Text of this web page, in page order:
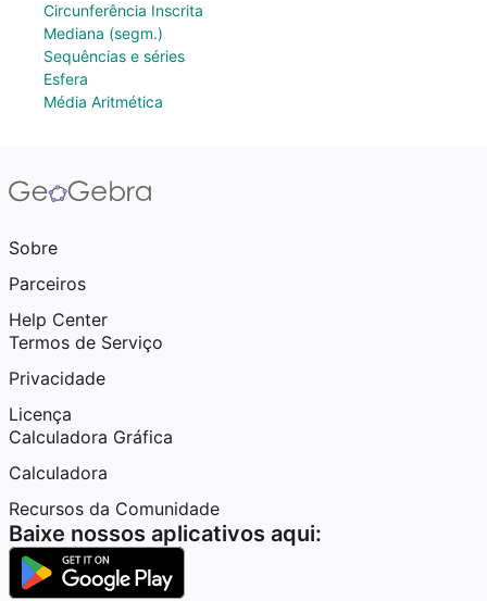
Circunferência Inscrita
Mediana (segm.)
Sequências e séries
Esfera
Média Aritmética
Sobre
Parceiros
Help Center
Termos de Serviço
Privacidade
Licença
Calculadora Gráfica
Calculadora
Recursos da Comunidade
Baixe nossos aplicativos aqui: